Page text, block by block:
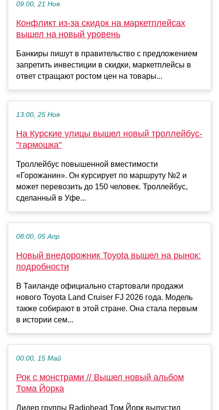
09:00, 21 Ноя
Конфликт из-за скидок на маркетплейсах
вышел на новый уровень
Банкиры пишут в правительство с предложением
запретить инвестиции в скидки, маркетплейсы в
ответ стращают ростом цен на товары...
13:00, 25 Ноя
На Курские улицы вышел новый троллейбус-
"гармошка"
Троллейбус повышенной вместимости
«Горожанин». Он курсирует по маршруту №2 и
может перевозить до 150 человек. Троллейбус,
сделанный в Уфе...
08:00, 05 Апр
Новый внедорожник Toyota вышел на рынок:
подробности
В Таиланде официально стартовали продажи
нового Toyota Land Cruiser FJ 2026 года. Модель
также собирают в этой стране. Она стала первым
в истории сем...
00:00, 15 Май
Рок с монстрами // Вышел новый альбом
Тома Йорка
Лидер группы Radiohead Том Йорк выпустил